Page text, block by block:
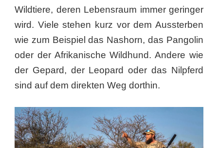
Wildtiere, deren Lebensraum immer geringer
wird. Viele stehen kurz vor dem Aussterben
wie zum Beispiel das Nashorn, das Pangolin
oder der Afrikanische Wildhund. Andere wie
der Gepard, der Leopard oder das Nilpferd
sind auf dem direkten Weg dorthin.